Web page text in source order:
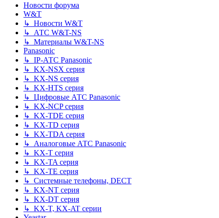
Новости форума
W&T
↳ Новости W&T
↳ АТС W&T-NS
↳ Материалы W&T-NS
Panasonic
↳ IP-АТС Panasonic
↳ KX-NSX серия
↳ KX-NS серия
↳ KX-HTS серия
↳ Цифровые АТС Panasonic
↳ KX-NCP серия
↳ KX-TDE серия
↳ KX-TD серия
↳ KX-TDA серия
↳ Аналоговые АТС Panasonic
↳ KX-T серия
↳ KX-TA серия
↳ KX-TE серия
↳ Системные телефоны, DECT
↳ KX-NT серия
↳ KX-DT серия
↳ KX-T, KX-AT серии